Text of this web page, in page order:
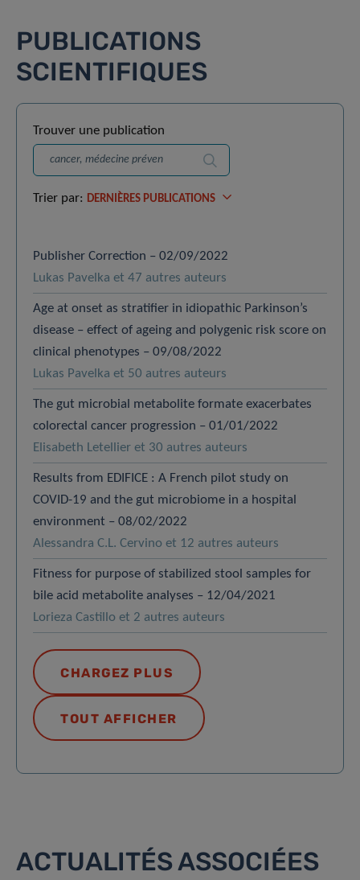
PUBLICATIONS
SCIENTIFIQUES
Trouver une publication
Recherche
Trier par: DERNIÈRES PUBLICATIONS
Publisher Correction – 02/09/2022
Lukas Pavelka et 47 autres auteurs
Age at onset as stratifier in idiopathic Parkinson’s
disease – effect of ageing and polygenic risk score on
clinical phenotypes – 09/08/2022
Lukas Pavelka et 50 autres auteurs
The gut microbial metabolite formate exacerbates
colorectal cancer progression – 01/01/2022
Elisabeth Letellier et 30 autres auteurs
Results from EDIFICE : A French pilot study on
COVID-19 and the gut microbiome in a hospital
environment – 08/02/2022
Alessandra C.L. Cervino et 12 autres auteurs
Fitness for purpose of stabilized stool samples for
bile acid metabolite analyses – 12/04/2021
Lorieza Castillo et 2 autres auteurs
CHARGEZ PLUS
TOUT AFFICHER
ACTUALITÉS ASSOCIÉES